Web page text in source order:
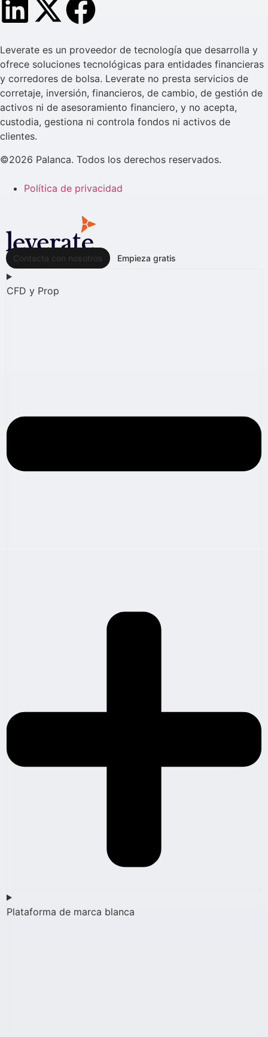
Leverate es un proveedor de tecnología que desarrolla y
ofrece soluciones tecnológicas para entidades financieras
y corredores de bolsa. Leverate no presta servicios de
corretaje, inversión, financieros, de cambio, de gestión de
activos ni de asesoramiento financiero, y no acepta,
custodia, gestiona ni controla fondos ni activos de
clientes.
©2026 Palanca. Todos los derechos reservados.
Política de privacidad
Contacta con nosotros Empieza gratis
CFD y Prop
Plataforma de marca blanca